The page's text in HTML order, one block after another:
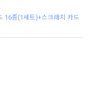
16종(1세트)+스크래치 카드